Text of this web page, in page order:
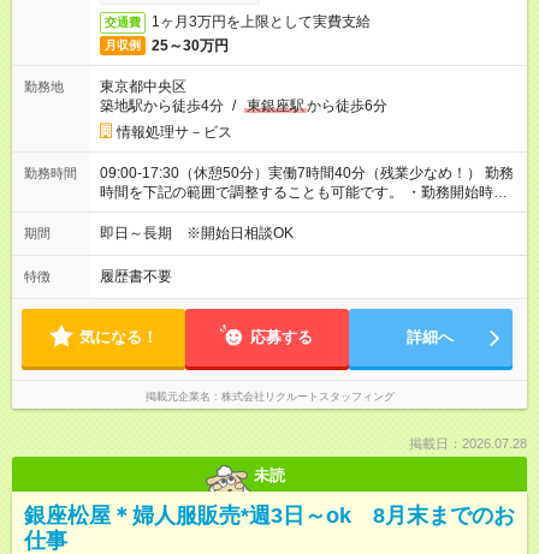
交通費 1ヶ月3万円を上限として実費支給
月収例 25～30万円
勤務地
東京都中央区
築地駅から徒歩4分 / 東銀座駅から徒歩6分
情報処理サ－ビス
勤務時間
09:00-17:30（休憩50分）実働7時間40分（残業少なめ！） 勤務
時間を下記の範囲で調整することも可能です。 ・勤務開始時
間 09:00～10:00 ・勤務終了時間 17:00～17:30 ・実働
06:10～07:40
期間 即日～長期 ※開始日相談OK
特徴 履歴書不要
気になる！ 応募する 詳細へ
掲載元企業名 株式会社リクルートスタッフィング
掲載日：2026.07.28
未読
銀座松屋＊婦人服販売*週3日～ok 8月末までのお
仕事